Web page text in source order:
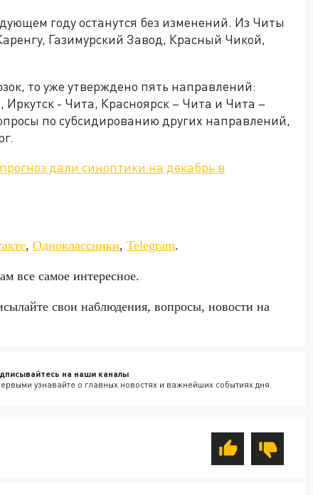
году останутся без изменений. Из Читы
Газимурский Завод, Красный Чикой,
то уже утверждено пять направлений:
- Чита, Красноярск – Чита и Чита –
по субсидированию других направлений,
дали синоптики на декабрь в
, Одноклассники, Telegram.
все самое интересное.
свои наблюдения, вопросы, новости на
на наши каналы
узнавайте о главных новостях и важнейших событиях дня.